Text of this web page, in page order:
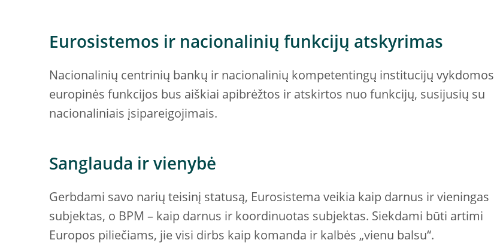
Eurosistemos ir nacionalinių funkcijų atskyrimas
Nacionalinių centrinių bankų ir nacionalinių kompetentingų institucijų vykdomos
europinės funkcijos bus aiškiai apibrėžtos ir atskirtos nuo funkcijų, susijusių su
nacionaliniais įsipareigojimais.
Sanglauda ir vienybė
Gerbdami savo narių teisinį statusą, Eurosistema veikia kaip darnus ir vieningas
subjektas, o BPM – kaip darnus ir koordinuotas subjektas. Siekdami būti artimi
Europos piliečiams, jie visi dirbs kaip komanda ir kalbės „vienu balsu“.